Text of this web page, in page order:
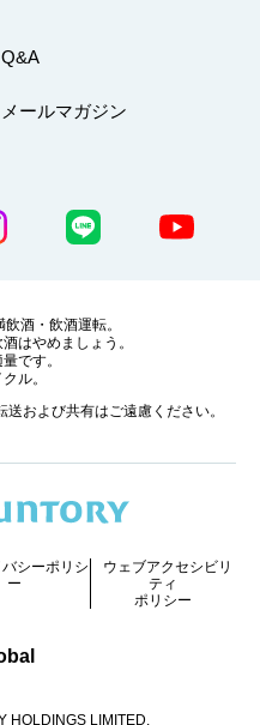
Q&A
メールマガジン
酒・飲酒運転。
はやめましょう。
です。
ル。
および共有はご遠慮ください。
HOLDINGS LIMITED.
シーポリシ
ー
ウェブアクセシビリ
ティ
ポリシー
新しいウィンドウで開く